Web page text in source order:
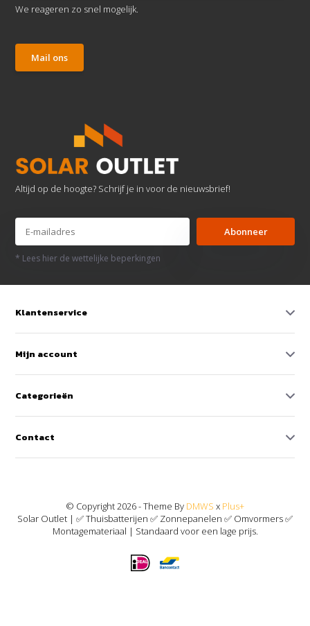
We reageren zo snel mogelijk.
Mail ons
Altijd op de hoogte? Schrijf je in voor de nieuwsbrief!
Abonneer
* Lees hier de wettelijke beperkingen
Klantenservice
Mijn account
Categorieën
Contact
© Copyright 2026 - Theme By DMWS x Plus+
Solar Outlet | ✅ Thuisbatterijen ✅ Zonnepanelen ✅ Omvormers ✅
Montagemateriaal | Standaard voor een lage prijs.